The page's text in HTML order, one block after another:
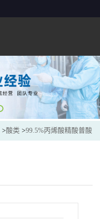
>酸类 >99.5%丙烯酸精酸普酸